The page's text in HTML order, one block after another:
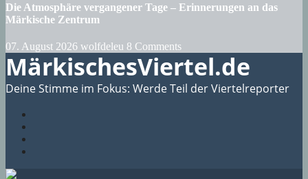
Die Atmosphäre vergangener Tage – Erinnerungen an das
Märkische Zentrum
07. August 2026 wolfdeleu 8 Comments
MärkischesViertel.de
Deine Stimme im Fokus: Werde Teil der Viertelreporter